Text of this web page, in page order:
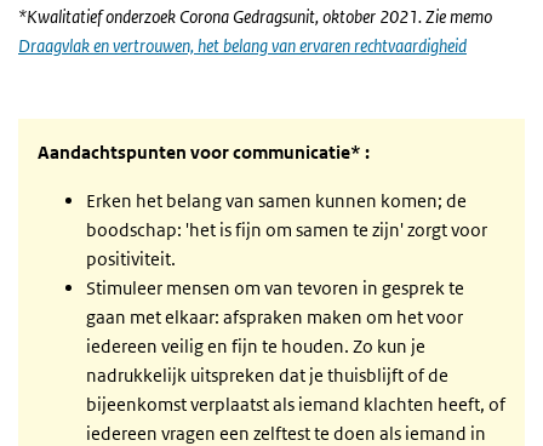
*Kwalitatief onderzoek Corona Gedragsunit, oktober 2021. Zie memo
Draagvlak en vertrouwen, het belang van ervaren rechtvaardigheid
Aandachtspunten voor communicatie* :
Erken het belang van samen kunnen komen; de
boodschap: 'het is fijn om samen te zijn' zorgt voor
positiviteit.
Stimuleer mensen om van tevoren in gesprek te
gaan met elkaar: afspraken maken om het voor
iedereen veilig en fijn te houden. Zo kun je
nadrukkelijk uitspreken dat je thuisblijft of de
bijeenkomst verplaatst als iemand klachten heeft, of
iedereen vragen een zelftest te doen als iemand in